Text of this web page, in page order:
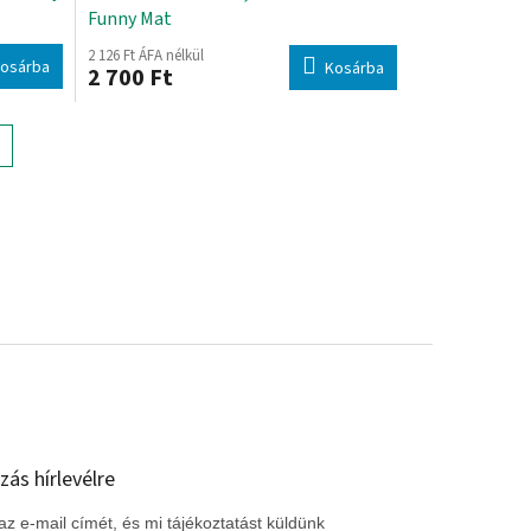
Funny Mat
2 126 Ft ÁFA nélkül
2 700 Ft Kosárba
hírlevélre
e-mail címét, és mi tájékoztatást küldünk